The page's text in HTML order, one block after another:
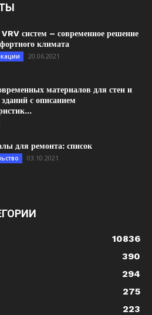
систем – современное решение
климата
20.06.2021
материалов для стен и
с описанием
для ремонта: список
03.10.2021
10836
390
294
275
223